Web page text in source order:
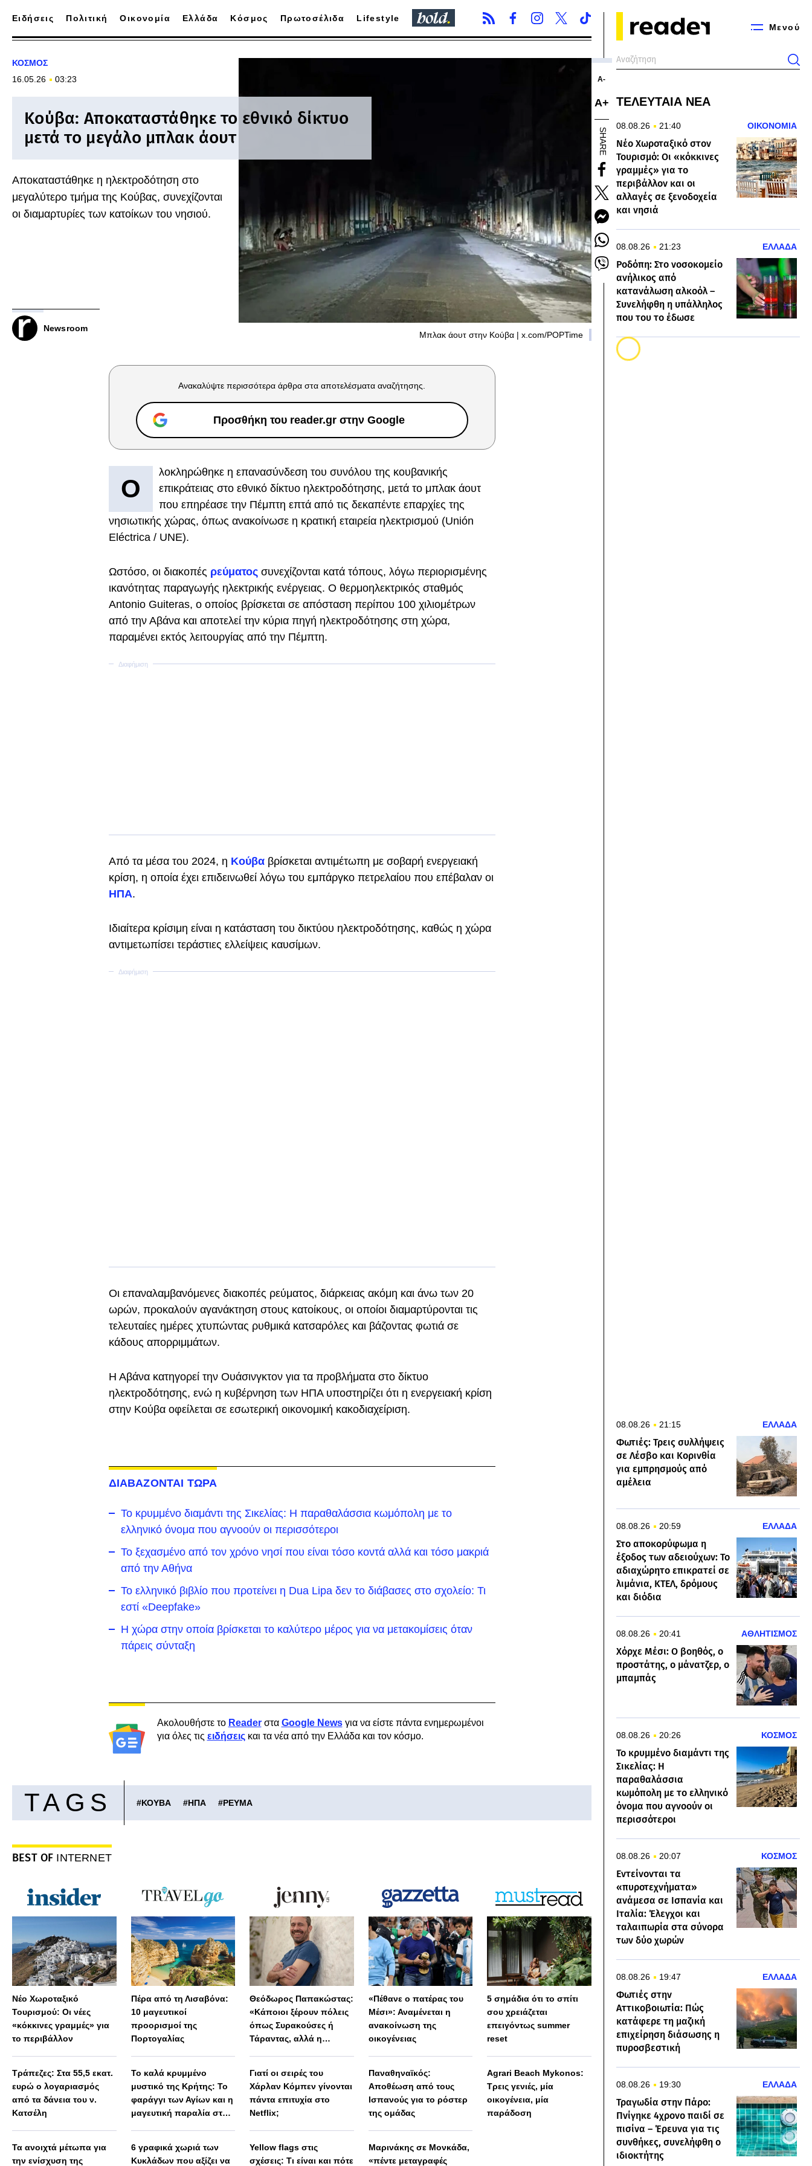
Μενού
Ειδήσεις Πολιτική Οικονομία Ελλάδα Κόσμος Πρωτοσέλιδα Lifestyle
ΚΟΣΜΟΣ
16.05.26
03:23
Κούβα: Αποκαταστάθηκε το εθνικό δίκτυο
μετά το μεγάλο μπλακ άουτ
Αποκαταστάθηκε η ηλεκτροδότηση στο
μεγαλύτερο τμήμα της Κούβας, συνεχίζονται
οι διαμαρτυρίες των κατοίκων του νησιού.
Newsroom
Μπλακ άουτ στην Κούβα | x.com/POPTime
Α-
Α+
SHARE
Ανακαλύψτε περισσότερα άρθρα στα αποτελέσματα αναζήτησης.
Προσθήκη του reader.gr στην Google
Ο
λοκληρώθηκε η επανασύνδεση του συνόλου της κουβανικής
επικράτειας στο εθνικό δίκτυο ηλεκτροδότησης, μετά το μπλακ άουτ
που επηρέασε την Πέμπτη επτά από τις δεκαπέντε επαρχίες της
νησιωτικής χώρας, όπως ανακοίνωσε η κρατική εταιρεία ηλεκτρισμού (Unión
Eléctrica / UNE).
Ωστόσο, οι διακοπές ρεύματος συνεχίζονται κατά τόπους, λόγω περιορισμένης
ικανότητας παραγωγής ηλεκτρικής ενέργειας. Ο θερμοηλεκτρικός σταθμός
Antonio Guiteras, ο οποίος βρίσκεται σε απόσταση περίπου 100 χιλιομέτρων
από την Αβάνα και αποτελεί την κύρια πηγή ηλεκτροδότησης στη χώρα,
παραμένει εκτός λειτουργίας από την Πέμπτη.
Από τα μέσα του 2024, η Κούβα βρίσκεται αντιμέτωπη με σοβαρή ενεργειακή
κρίση, η οποία έχει επιδεινωθεί λόγω του εμπάργκο πετρελαίου που επέβαλαν οι
ΗΠΑ.
Ιδιαίτερα κρίσιμη είναι η κατάσταση του δικτύου ηλεκτροδότησης, καθώς η χώρα
αντιμετωπίσει τεράστιες ελλείψεις καυσίμων.
Οι επαναλαμβανόμενες διακοπές ρεύματος, διάρκειας ακόμη και άνω των 20
ωρών, προκαλούν αγανάκτηση στους κατοίκους, οι οποίοι διαμαρτύρονται τις
τελευταίες ημέρες χτυπώντας ρυθμικά κατσαρόλες και βάζοντας φωτιά σε
κάδους απορριμμάτων.
Η Αβάνα κατηγορεί την Ουάσινγκτον για τα προβλήματα στο δίκτυο
ηλεκτροδότησης, ενώ η κυβέρνηση των ΗΠΑ υποστηρίζει ότι η ενεργειακή κρίση
στην Κούβα οφείλεται σε εσωτερική οικονομική κακοδιαχείριση.
ΔΙΑΒΑΖΟΝΤΑΙ ΤΩΡΑ
Το κρυμμένο διαμάντι της Σικελίας: Η παραθαλάσσια κωμόπολη με το
ελληνικό όνομα που αγνοούν οι περισσότεροι
To ξεχασμένο από τον χρόνο νησί που είναι τόσο κοντά αλλά και τόσο μακριά
από την Αθήνα
Το ελληνικό βιβλίο που προτείνει η Dua Lipa δεν το διάβασες στο σχολείο: Τι
εστί «Deepfake»
Η χώρα στην οποία βρίσκεται το καλύτερο μέρος για να μετακομίσεις όταν
πάρεις σύνταξη
Ακολουθήστε το Readerστα Google Newsγια να είστε πάντα ενημερωμένοι
για όλες τις ειδήσειςκαι τα νέα από την Ελλάδα και τον κόσμο.
TAGS #ΚΟΥΒΑ #ΗΠΑ #ΡΕΥΜΑ
BEST OF INTERNET
Νέο Χωροταξικό
Τουρισμού: Οι νέες
«κόκκινες γραμμές» για
το περιβάλλον
Τράπεζες: Στα 55,5 εκατ.
ευρώ ο λογαριασμός
από τα δάνεια του ν.
Κατσέλη
Τα ανοιχτά μέτωπα για
την ενίσχυση της
Πέρα από τη Λισαβόνα:
10 μαγευτικοί
προορισμοί της
Πορτογαλίας
Το καλά κρυμμένο
μυστικό της Κρήτης: Το
φαράγγι των Αγίων και η
μαγευτική παραλία στο
6 γραφικά χωριά των
Κυκλάδων που αξίζει να
Θεόδωρος Παπακώστας:
«Κάποιοι ξέρουν πόλεις
όπως Συρακούσες ή
Τάραντας, αλλά η
Γιατί οι σειρές του
Χάρλαν Κόμπεν γίνονται
πάντα επιτυχία στο
Netflix;
Yellow flags στις
σχέσεις: Τι είναι και πότε
«Πέθανε ο πατέρας του
Μέσι»: Αναμένεται η
ανακοίνωση της
οικογένειας
Παναθηναϊκός:
Αποθέωση από τους
Ισπανούς για το ρόστερ
της ομάδας
Μαρινάκης σε Μονκάδα,
«πέντε μεταγραφές
5 σημάδια ότι το σπίτι
σου χρειάζεται
επειγόντως summer
reset
Agrari Beach Mykonos:
Τρεις γενιές, μία
οικογένεια, μία
παράδοση
ΤΕΛΕΥΤΑΙΑ ΝΕΑ
08.08.26 21:40 ΟΙΚΟΝΟΜΙΑ
Νέο Χωροταξικό στον
Τουρισμό: Οι «κόκκινες
γραμμές» για το
περιβάλλον και οι
αλλαγές σε ξενοδοχεία
και νησιά
08.08.26 21:23 ΕΛΛΑΔΑ
Ροδόπη: Στο νοσοκομείο
ανήλικος από
κατανάλωση αλκοόλ –
Συνελήφθη η υπάλληλος
που του το έδωσε
08.08.26 21:15 ΕΛΛΑΔΑ
Φωτιές: Τρεις συλλήψεις
σε Λέσβο και Κορινθία
για εμπρησμούς από
αμέλεια
08.08.26 20:59 ΕΛΛΑΔΑ
Στο αποκορύφωμα η
έξοδος των αδειούχων: Το
αδιαχώρητο επικρατεί σε
λιμάνια, ΚΤΕΛ, δρόμους
και διόδια
08.08.26 20:41 ΑΘΛΗΤΙΣΜΟΣ
Χόρχε Μέσι: Ο βοηθός, ο
προστάτης, ο μάνατζερ, ο
μπαμπάς
08.08.26 20:26 ΚΟΣΜΟΣ
Το κρυμμένο διαμάντι της
Σικελίας: Η
παραθαλάσσια
κωμόπολη με το ελληνικό
όνομα που αγνοούν οι
περισσότεροι
08.08.26 20:07 ΚΟΣΜΟΣ
Εντείνονται τα
«πυροτεχνήματα»
ανάμεσα σε Ισπανία και
Ιταλία: Έλεγχοι και
ταλαιπωρία στα σύνορα
των δύο χωρών
08.08.26 19:47 ΕΛΛΑΔΑ
Φωτιές στην
Αττικοβοιωτία: Πώς
κατάφερε τη μαζική
επιχείρηση διάσωσης η
πυροσβεστική
08.08.26 19:30 ΕΛΛΑΔΑ
Τραγωδία στην Πάρο:
Πνίγηκε 4χρονο παιδί σε
πισίνα – Έρευνα για τις
συνθήκες, συνελήφθη ο
ιδιοκτήτης